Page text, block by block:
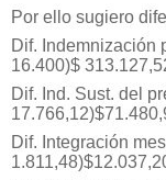
Por ello sugiero
Dif. Indemnización
16.400)$
Dif. Ind. Sust. del
Dif. Integración